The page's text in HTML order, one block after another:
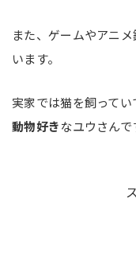
また、ゲームやアニ
います。
実家では猫を飼って
動物好きなユウさんで